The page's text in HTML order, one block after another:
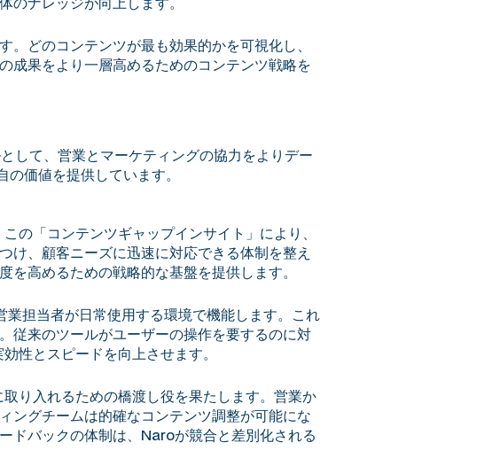
どのコンテンツが最も効果的かを可視化し、
成果をより一層高めるためのコンテンツ戦略を
して、営業とマーケティングの協力をよりデー
価値を提供しています。
の「コンテンツギャップインサイト」により、
け、顧客ニーズに迅速に対応できる体制を整え
高めるための戦略的な基盤を提供します。
担当者が日常使用する環境で機能します。これ
従来のツールがユーザーの操作を要するのに対
性とスピードを向上させます。
り入れるための橋渡し役を果たします。営業か
ングチームは的確なコンテンツ調整が可能にな
ドバックの体制は、Naroが競合と差別化される